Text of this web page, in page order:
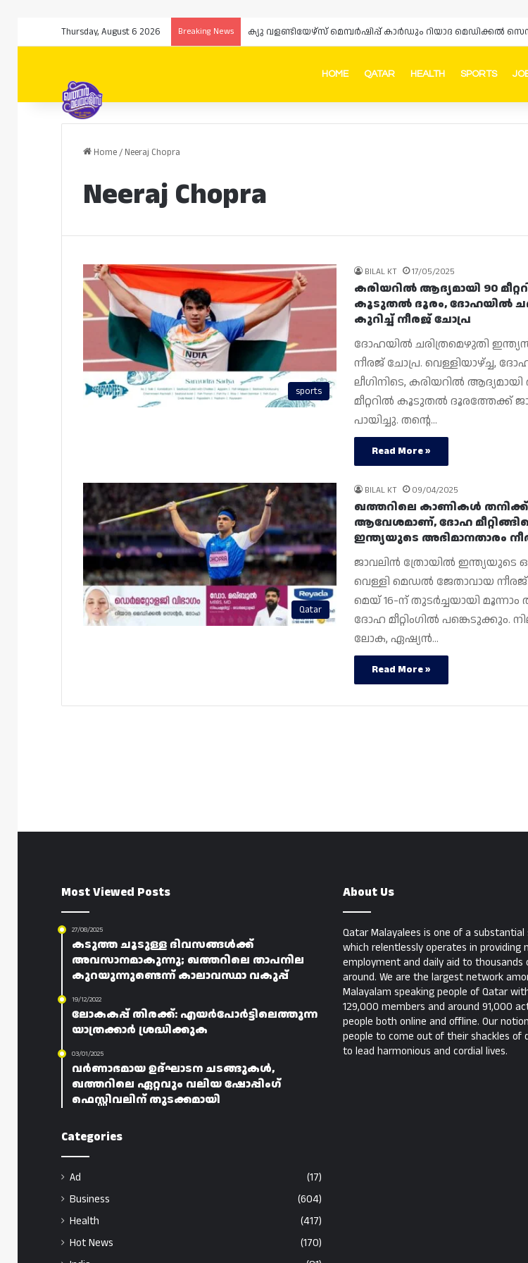
Thursday, August 6 2026 Breaking News ക്യു വളണ്ടിയേഴ്‌സ് മെമ്പർഷിപ്പ് കാർഡും റിയാദ മെഡിക്കൽ
HOME QATAR HEALTH SPORTS
Home/ Neeraj Chopra
Neeraj Chopra
sports
BILAL KT 17/05/2025
കരിയറിൽ ആദ്യമായി 90
കൂടുതൽ ദൂരം, ദോഹയിൽ
കുറിച്ച് നീരജ് ചോപ്ര
ദോഹയിൽ ചരിത്രമെഴുതി
നീരജ് ചോപ്ര. വെള്ളിയാഴ്ച്ച,
ലീഗിനിടെ, കരിയറിൽ
മീറ്ററിൽ കൂടുതൽ ദൂരത്തേക്ക്
പായിച്ചു. തന്റെ…
Read More »
Qatar
BILAL KT 09/04/2025
ഖത്തറിലെ കാണികൾ തനിക്ക്
ആവേശമാണ്, ദോഹ
ഇന്ത്യയുടെ അഭിമാനതാരം
ജാവലിൻ ത്രോയിൽ ഇന്ത്യയുടെ
വെള്ളി മെഡൽ ജേതാവായ
മെയ് 16-ന് തുടർച്ചയായി
ദോഹ മീറ്റിംഗിൽ പങ്കെടുക്കും.
ലോക, ഏഷ്യൻ…
Read More »
Most Viewed Posts
27/08/2025
കടുത്ത ചൂടുള്ള ദിവസങ്ങൾക്ക്
അവസാനമാകുന്നു; ഖത്തറിലെ താപനില
കുറയുന്നുണ്ടെന്ന് കാലാവസ്ഥാ വകുപ്പ്
19/12/2022
ലോകകപ്പ് തിരക്ക്: എയർപോർട്ടിലെത്തുന്ന
യാത്രക്കാർ ശ്രദ്ധിക്കുക
03/01/2025
വർണാഭമായ ഉദ്ഘാടന ചടങ്ങുകൾ,
ഖത്തറിലെ ഏറ്റവും വലിയ ഷോപ്പിംഗ്
ഫെസ്റ്റിവലിന് തുടക്കമായി
Categories
Ad
(17)
Business
(604)
Health
(417)
Hot News
(170)
About Us
Qatar Malayalees is one of a
which relentlessly operates in providing
employment and daily aid to thousands
around. We are the largest network
Malayalam speaking people of Qatar
129,000 members and around 91,000
people both online and offline. Our
people to come out of their shackles of
to lead harmonious and cordial lives.